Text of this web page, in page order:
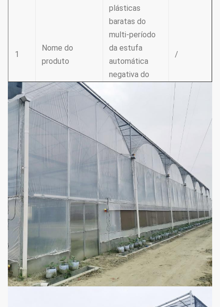
1
Nome do
produto
plásticas
baratas do
multi-período
da estufa
automática
negativa do
fã
/
2
Construção de
tubulação de
aço Quente-
galvanizada
Sim
3 Filme da estufa
Há muita
espessura a
escolher de
Opcional
4 Rede do inseto
Polietileno de
alta qualidade
como a matéria
prima
Opcional